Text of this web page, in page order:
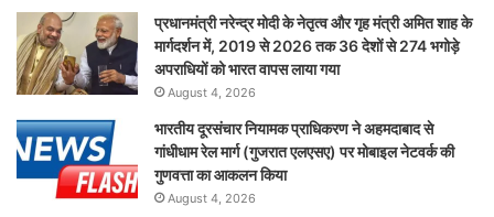
प्रधानमंत्री नरेन्द्र मोदी के नेतृत्व और गृह मंत्री अमित शाह के
मार्गदर्शन में, 2019 से 2026 तक 36 देशों से 274 भगोड़े
अपराधियों को भारत वापस लाया गया
August 4, 2026
भारतीय दूरसंचार नियामक प्राधिकरण ने अहमदाबाद से
गांधीधाम रेल मार्ग (गुजरात एलएसए) पर मोबाइल नेटवर्क की
गुणवत्ता का आकलन किया
August 4, 2026